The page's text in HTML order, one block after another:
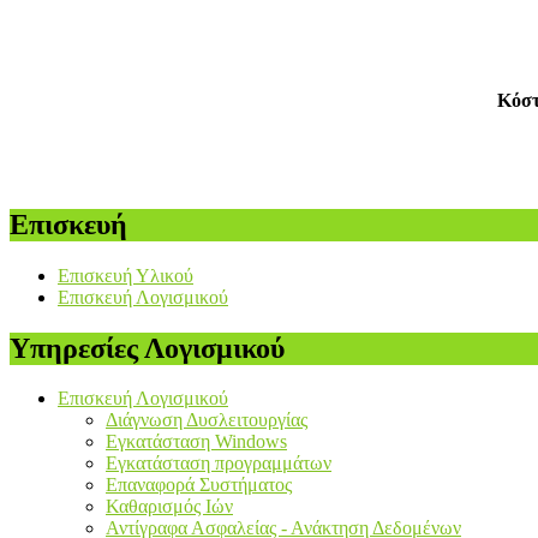
Επισκευή
Επισκευή Υλικού
Επισκευή Λογισμικού
Υπηρεσίες Λογισμικού
Επισκευή Λογισμικού
Διάγνωση Δυσλειτουργίας
Εγκατάσταση Windows
Εγκατάσταση προγραμμάτων
Επαναφορά Συστήματος
Καθαρισμός Ιών
Αντίγραφα Ασφαλείας - Ανάκτηση Δεδομένων